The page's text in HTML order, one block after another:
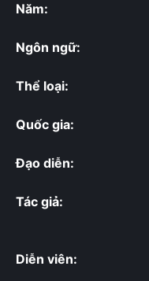
Năm:
Ngôn ngữ:
Thể loại:
Quốc gia:
Đạo diễn:
Tác giả:
Diễn viên: